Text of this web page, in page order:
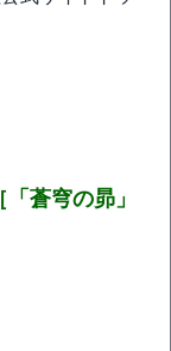
［「蒼穹の昴」